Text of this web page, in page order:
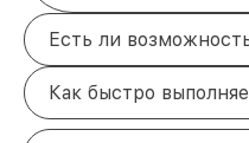
Есть ли
Как быстро